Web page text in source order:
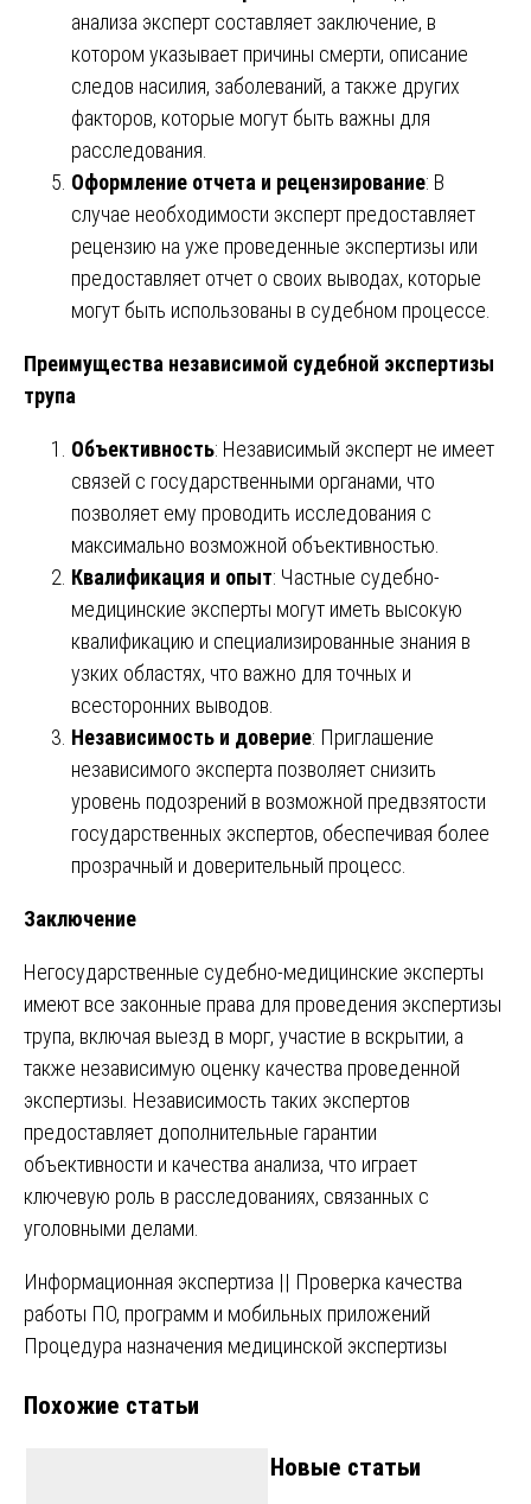
анализа эксперт составляет заключение, в
котором указывает причины смерти, описание
следов насилия, заболеваний, а также других
факторов, которые могут быть важны для
расследования.
Оформление отчета и рецензирование: В
случае необходимости эксперт предоставляет
рецензию на уже проведенные экспертизы или
предоставляет отчет о своих выводах, которые
могут быть использованы в судебном процессе.
Преимущества независимой судебной экспертизы
трупа
Объективность: Независимый эксперт не имеет
связей с государственными органами, что
позволяет ему проводить исследования с
максимально возможной объективностью.
Квалификация и опыт: Частные судебно-
медицинские эксперты могут иметь высокую
квалификацию и специализированные знания в
узких областях, что важно для точных и
всесторонних выводов.
Независимость и доверие: Приглашение
независимого эксперта позволяет снизить
уровень подозрений в возможной предвзятости
государственных экспертов, обеспечивая более
прозрачный и доверительный процесс.
Заключение
Негосударственные судебно-медицинские эксперты
имеют все законные права для проведения экспертизы
трупа, включая выезд в морг, участие в вскрытии, а
также независимую оценку качества проведенной
экспертизы. Независимость таких экспертов
предоставляет дополнительные гарантии
объективности и качества анализа, что играет
ключевую роль в расследованиях, связанных с
уголовными делами.
Навигация
по
Информационная экспертиза || Проверка качества
работы ПО, программ и мобильных приложений
Процедура назначения медицинской экспертизы
Похожие статьи
Новые статьи